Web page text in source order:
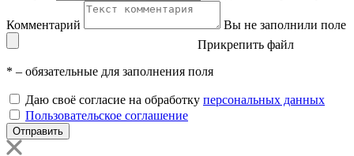
Комментарий
Вы не заполнили поле
Прикрепить файл
* – обязательные для заполнения поля
Даю своё согласие на обработку персональных данных
Пользовательское соглашение
Отправить